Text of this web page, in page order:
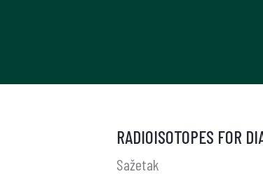
RADIOISOTOPES FOR
Sažetak